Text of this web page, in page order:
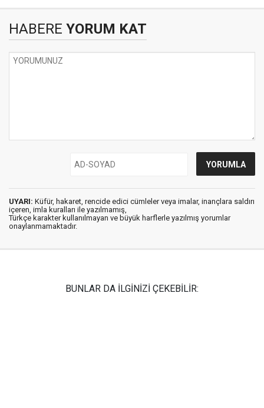
HABERE YORUM KAT
UYARI: Küfür, hakaret, rencide edici cümleler veya imalar, inançlara saldırı
içeren, imla kuralları ile yazılmamış,
Türkçe karakter kullanılmayan ve büyük harflerle yazılmış yorumlar
onaylanmamaktadır.
BUNLAR DA İLGİNİZİ ÇEKEBİLİR: